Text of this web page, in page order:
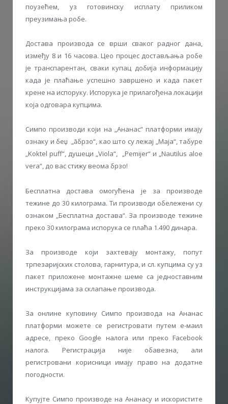
поузећем, уз готовинску исплату приликом
преузимања робе.
Достава производа се врши сваког радног дана,
између 8 и 16 часова. Цео процес достављања робе
је транспарентан, сваки купац добија информацију
када је плаћање успешно завршено и када пакет
крене на испоруку. Испорука је прилагођена локацији
која одговара купцима.
Симпо производи који на „Ананас“ платформи имају
ознаку и беџ „āбрзо“, као што су лежај „Маја“, табуре
„Koktel puff“, душеци „Viola“, „Pemijer“ и „Nautilus aloe
vera“, до вас стижу веома брзо!
Бесплатна достава омогућена је за производе
тежине до 30 килограма. Ти производи обележени су
ознаком „Бесплатна достава“. За производе тежине
преко 30 килограма испорука се плаћа 1.490 динара.
За производе који захтевају монтажу, попут
трпезаријских столова, гарнитура, и сл. купцима су уз
пакет приложене монтажне шеме са једноставним
инструкцијама за склапање производа.
За онлине куповину Симпо производа на Ананас
платформи можете се регистровати путем е-маил
адресе, преко Google налога или преко Facebook
налога. Регистрација није обавезна, али
регистровани корисници имају право на додатне
погодности.
Купујте Симпо производе на Ананасу и искористите